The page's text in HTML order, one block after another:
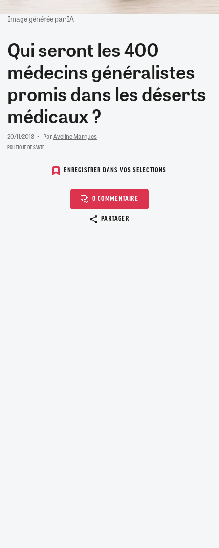
Image générée par IA
Qui seront les 400
médecins généralistes
promis dans les déserts
médicaux ?
20/11/2018 ParAveline Marques
POLITIQUE DE SANTÉ
ENREGISTRER DANS VOS SELECTIONS
0 COMMENTAIRE
PARTAGER